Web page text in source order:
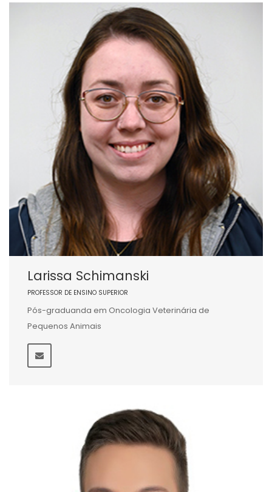
Larissa Schimanski
PROFESSOR DE ENSINO SUPERIOR
Pós-graduanda em Oncologia Veterinária de
Pequenos Animais